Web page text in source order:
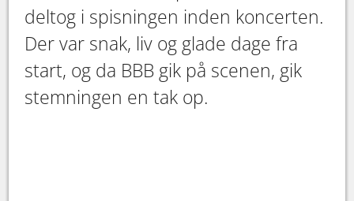
deltog i spisningen inden koncerten.
Der var snak, liv og glade dage fra
start, og da BBB gik på scenen, gik
stemningen en tak op.